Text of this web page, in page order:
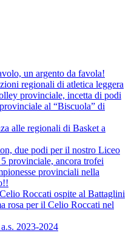
un argento da favola!
regionali di atletica leggera
provinciale, incetta di podi
al “Biscuola” di
alle regionali di Basket a
due podi per il nostro Liceo
provinciale, ancora trofei
provinciali nella
Roccati ospite al Battaglini
rosa per il Celio Roccati nel
2023-2024